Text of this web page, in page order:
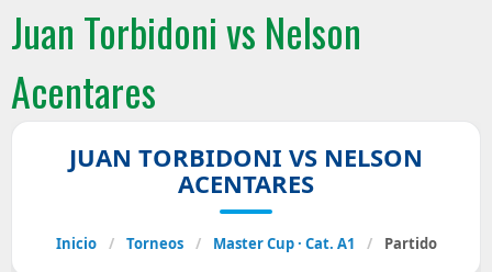
Juan Torbidoni vs Nelson
Acentares
JUAN TORBIDONI VS NELSON
ACENTARES
Inicio / Torneos / Master Cup · Cat. A1 / Partido